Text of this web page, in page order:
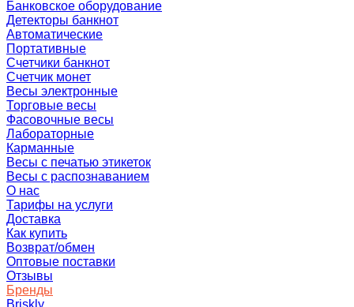
Банковское оборудование
Детекторы банкнот
Автоматические
Портативные
Счетчики банкнот
Счетчик монет
Весы электронные
Торговые весы
Фасовочные весы
Лабораторные
Карманные
Весы с печатью этикеток
Весы с распознаванием
О нас
Тарифы на услуги
Доставка
Как купить
Возврат/обмен
Оптовые поставки
Отзывы
Бренды
Briskly